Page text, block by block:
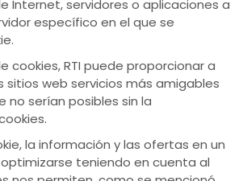
Internet, servidores o aplicaciones a
específico en el que se
cookies, RTI puede proporcionar a
sitios web servicios más amigables
no serían posibles sin la
la información y las ofertas en un
teniendo en cuenta al